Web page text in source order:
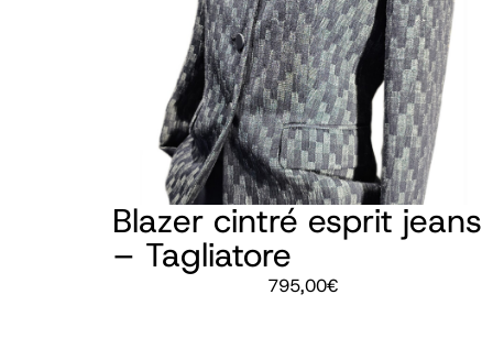
Blazer cintré esprit jeans
– Tagliatore
795,00€